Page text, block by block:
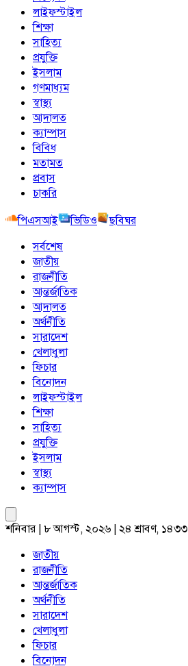
লাইফস্টাইল
শিক্ষা
সাহিত্য
প্রযুক্তি
ইসলাম
গণমাধ্যম
স্বাস্থ্য
আদালত
ক্যাম্পাস
বিবিধ
মতামত
প্রবাস
চাকরি
পিএসআই
ভিডিও
ছবিঘর
সর্বশেষ
জাতীয়
রাজনীতি
আন্তর্জাতিক
আদালত
অর্থনীতি
সারাদেশ
খেলাধুলা
ফিচার
বিনোদন
লাইফস্টাইল
শিক্ষা
সাহিত্য
প্রযুক্তি
ইসলাম
স্বাস্থ্য
ক্যাম্পাস
শনিবার | ৮ আগস্ট, ২০২৬ | ২৪ শ্রাবণ, ১৪৩৩
জাতীয়
রাজনীতি
আন্তর্জাতিক
অর্থনীতি
সারাদেশ
খেলাধুলা
ফিচার
বিনোদন